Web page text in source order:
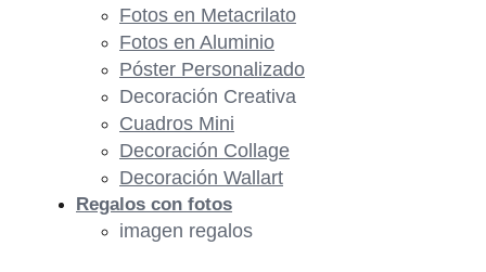
Fotos en Metacrilato
Fotos en Aluminio
Póster Personalizado
Decoración Creativa
Cuadros Mini
Decoración Collage
Decoración Wallart
Regalos con fotos
imagen regalos